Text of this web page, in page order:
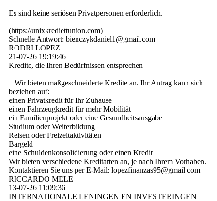
Es sind keine seriösen Privatpersonen erforderlich.
(­https:­//­unixkrediettunion.­com)­
Schnelle Antwort: bienczykdaniel1@­gmail.­com
RODRI LOPEZ
21-07-26 19:19:46
Kredite, die Ihren Bedürfnissen entsprechen
– Wir bieten maßgeschneiderte Kredite an. Ihr Antrag kann sich
beziehen auf:
einen Privatkredit für Ihr Zuhause
einen Fahrzeugkredit für mehr Mobilität
ein Familienprojekt oder eine Gesundheitsausgabe
Studium oder Weiterbildung
Reisen oder Freizeitaktivitäten
Bargeld
eine Schuldenkonsolidierung oder einen Kredit
Wir bieten verschiedene Kreditarten an, je nach Ihrem Vorhaben.
Kontaktieren Sie uns per E-Mail: lopezfinanzas95@­gmail.­com
RICCARDO MELE
13-07-26 11:09:36
INTERNATIONALE LENINGEN EN INVESTERINGEN